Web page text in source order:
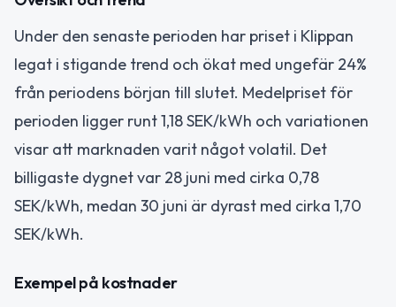
Under den senaste perioden har priset i Klippan
legat i stigande trend och ökat med ungefär 24%
från periodens början till slutet. Medelpriset för
perioden ligger runt 1,18 SEK/kWh och variationen
visar att marknaden varit något volatil. Det
billigaste dygnet var 28 juni med cirka 0,78
SEK/kWh, medan 30 juni är dyrast med cirka 1,70
SEK/kWh.
Exempel på kostnader